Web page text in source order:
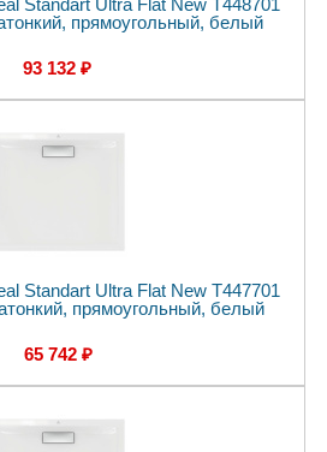
Standart Ultra Flat New T448701
прямоугольный, белый
93 132 ₽
Standart Ultra Flat New T447701
прямоугольный, белый
65 742 ₽